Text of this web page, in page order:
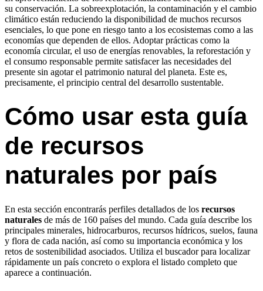
su conservación. La sobreexplotación, la contaminación y el cambio
climático están reduciendo la disponibilidad de muchos recursos
esenciales, lo que pone en riesgo tanto a los ecosistemas como a las
economías que dependen de ellos. Adoptar prácticas como la
economía circular, el uso de energías renovables, la reforestación y
el consumo responsable permite satisfacer las necesidades del
presente sin agotar el patrimonio natural del planeta. Este es,
precisamente, el principio central del desarrollo sustentable.
Cómo usar esta guía
de recursos
naturales por país
En esta sección encontrarás perfiles detallados de los recursos
naturales de más de 160 países del mundo. Cada guía describe los
principales minerales, hidrocarburos, recursos hídricos, suelos, fauna
y flora de cada nación, así como su importancia económica y los
retos de sostenibilidad asociados. Utiliza el buscador para localizar
rápidamente un país concreto o explora el listado completo que
aparece a continuación.